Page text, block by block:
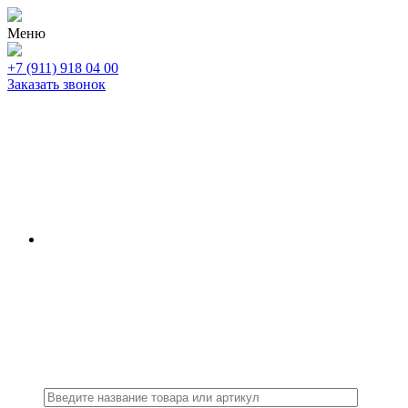
Меню
+7 (911) 918 04 00
Заказать звонок